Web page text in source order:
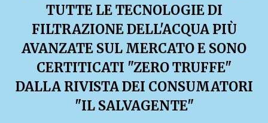
TUTTE LE TECNOLOGIE DI
FILTRAZIONE DELL'ACQUA PIÙ
AVANZATE SUL MERCATO E SONO
CERTITICATI "ZERO TRUFFE"
DALLA RIVISTA DEI CONSUMATORI
"IL SALVAGENTE"